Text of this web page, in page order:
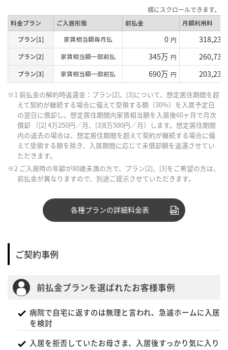
料金プラン ご入居形態 前払金
月額利用料
プラン[1]
家賃相当額毎月払 0 円 318,230
プラン[2]
家賃相当額一部前払 345万 円 260,730
プラン[3]
家賃相当額一部前払 690万 円 203,230
※1 前払金の解約時返還金：プラン[2]、[3]について、想定居住期間を超
えて契約が継続する場合に備えて受領する額（30%）を入居予定日
の翌日に償却し、想定居住期間内家賃相当額を入居後60ヶ月で月次
償却 （[2] 4万250円／月、[3]8万500円／月）します。想定居住期間
内の退去の場合は、想定居住期間を超えて契約が継続する場合に備
えて受領する額を除き、入居期間に応じて未償却額を返還させてい
ただきます。
※2 ご入居時の年齢が80歳未満の方で、プラン[2]、[3]をご希望の方は、
前払金が異なりますので、別途ご提示させていただきます。
各種プランの詳細料金表
ご契約事例
前払金プランを選ばれたお客様事例
病院で自宅に返すのは無理と言われ、急遽ホームに入居
を検討
入居を拒否していたお母さま、入居後すっかり気に入り